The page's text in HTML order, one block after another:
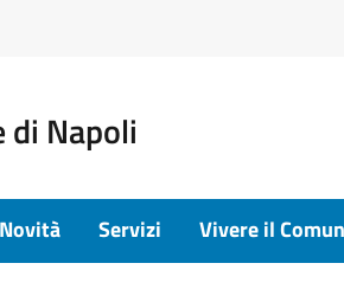
di Napoli
Novità Servizi Vivere il